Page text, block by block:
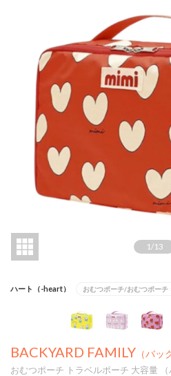
1 /13
ハート（-heart） おむつポーチ/おむつポーチ
BACKYARD FAMILY （バッ
おむつポーチ トラベルポーチ 大容量 （